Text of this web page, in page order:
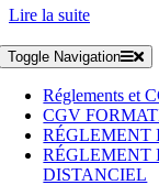
Lire la suite
Toggle Navigation
Réglements et
CGV
RÉGLEMENT
RÉGLEMENT
DISTANCIEL